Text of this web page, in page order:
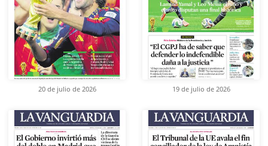
20 de julio de 2026 19 de julio de 2026